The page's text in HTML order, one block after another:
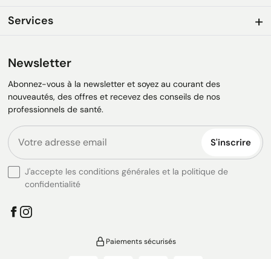
Services
Newsletter
Abonnez-vous à la newsletter et soyez au courant des
nouveautés, des offres et recevez des conseils de nos
professionnels de santé.
S'inscrire
J'accepte les conditions générales et la politique de
confidentialité
Paiements sécurisés